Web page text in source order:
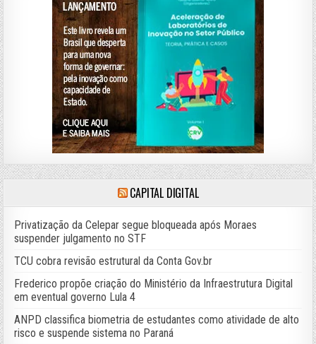
CAPITAL DIGITAL
Privatização da Celepar segue bloqueada após Moraes
suspender julgamento no STF
TCU cobra revisão estrutural da Conta Gov.br
Frederico propõe criação do Ministério da Infraestrutura Digital
em eventual governo Lula 4
ANPD classifica biometria de estudantes como atividade de alto
risco e suspende sistema no Paraná